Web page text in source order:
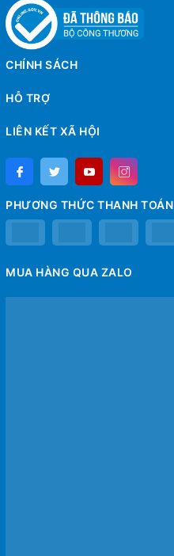
CHÍNH SÁCH
HỖ TRỢ
LIÊN KẾT XÃ HỘI
PHƯƠNG THỨC THANH TOÁN
MUA HÀNG QUA ZALO